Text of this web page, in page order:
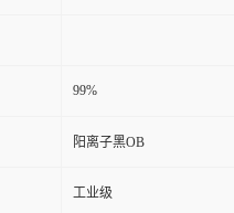
99%
阳离子黑OB
工业级